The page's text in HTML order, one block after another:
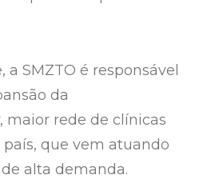
a SMZTO é responsável
da
, maior rede de clínicas
que vem atuando
alta demanda.